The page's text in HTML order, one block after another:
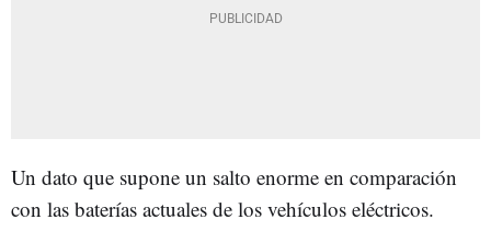
Un dato que supone un salto enorme en comparación
con las baterías actuales de los vehículos eléctricos.